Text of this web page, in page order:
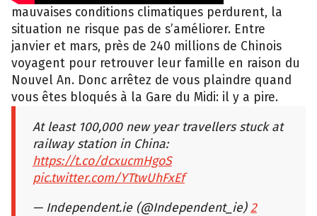
mauvaises conditions climatiques perdurent, la
situation ne risque pas de s’améliorer. Entre
janvier et mars, près de 240 millions de Chinois
voyagent pour retrouver leur famille en raison du
Nouvel An. Donc arrêtez de vous plaindre quand
vous êtes bloqués à la Gare du Midi: il y a pire.
At least 100,000 new year travellers stuck at
railway station in China:
https://t.co/dcxucmHgoS
pic.twitter.com/YTtwUhFxEf
— Independent.ie (@Independent_ie)2